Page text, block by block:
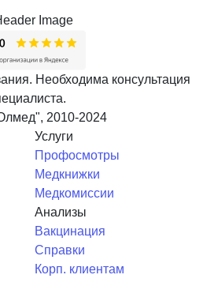
Необходима консультация
2010-2024
Услуги
Профосмотры
Медкнижки
Медкомиссии
Анализы
Вакцинация
Справки
Корп. клиентам